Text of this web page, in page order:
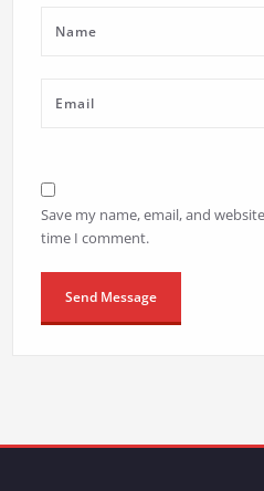
Save my name, email, and
time I comment.